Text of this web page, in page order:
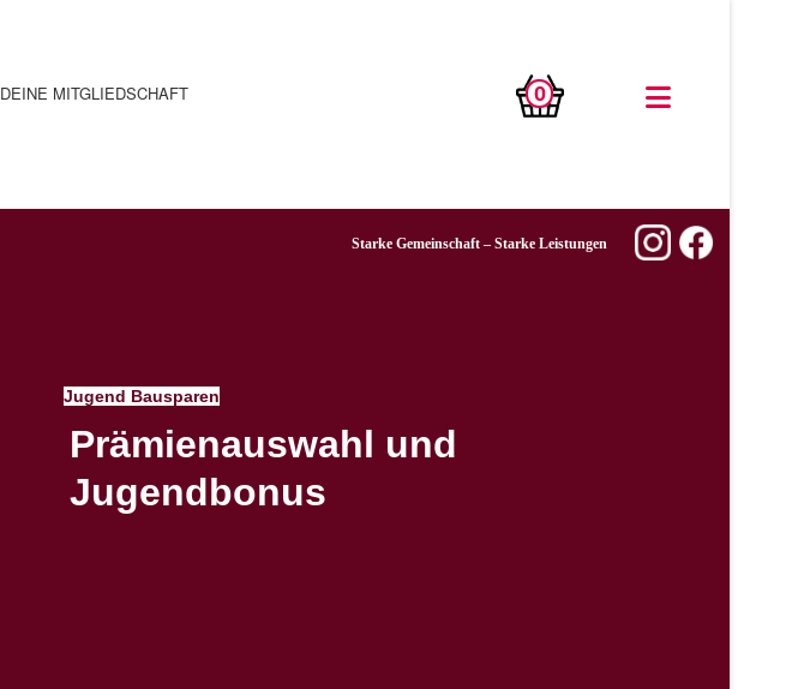
DEINE MITGLIEDSCHAFT 0
Starke Gemeinschaft – Starke Leistungen
Jugend Bausparen
Prämienauswahl und
Jugendbonus